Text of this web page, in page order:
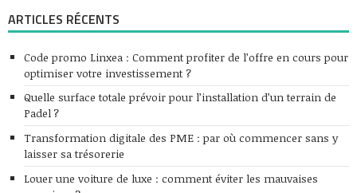
ARTICLES RÉCENTS
Code promo Linxea : Comment profiter de l’offre en cours pour
optimiser votre investissement ?
Quelle surface totale prévoir pour l’installation d’un terrain de
Padel ?
Transformation digitale des PME : par où commencer sans y
laisser sa trésorerie
Louer une voiture de luxe : comment éviter les mauvaises